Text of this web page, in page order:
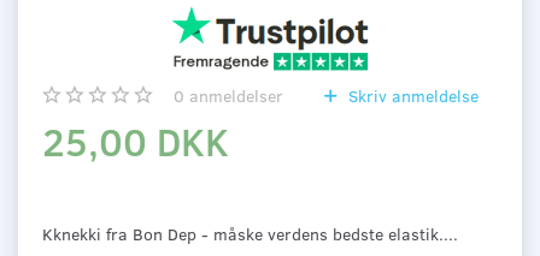
0 anmeldelser Skriv anmeldelse
25,00 DKK
Kknekki fra Bon Dep - måske verdens bedste elastik....